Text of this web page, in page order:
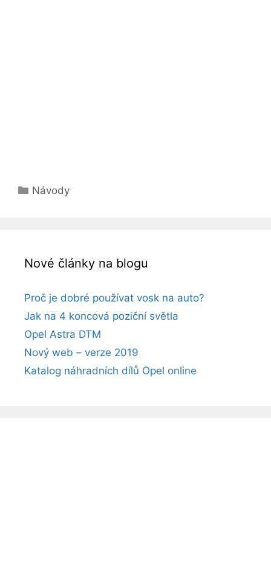
Rubriky
Návody
Nové články na blogu
Proč je dobré používat vosk na auto?
Jak na 4 koncová poziční světla
Opel Astra DTM
Nový web – verze 2019
Katalog náhradních dílů Opel online